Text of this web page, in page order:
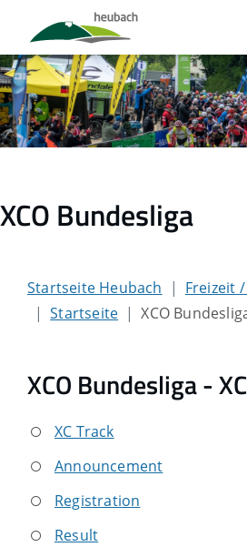
XCO Bundesliga
Startseite Heubach
Freizeit
Startseite
XCO
XCO Bundesliga -
XC Track
Announcement
Registration
Result